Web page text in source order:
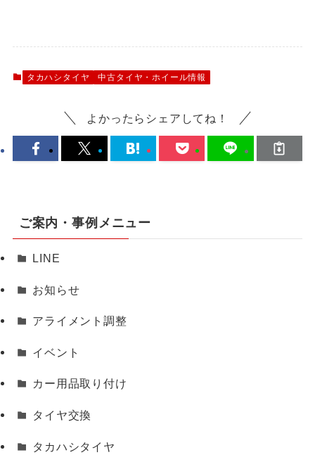
タカハシタイヤ 中古タイヤ・ホイール情報
よかったらシェアしてね！
ご案内・事例メニュー
LINE
お知らせ
アライメント調整
イベント
カー用品取り付け
タイヤ交換
タカハシタイヤ